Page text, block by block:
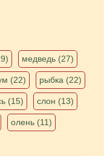
медведь (27)
(22) рыбка (22)
(15) слон (13)
олень (11)